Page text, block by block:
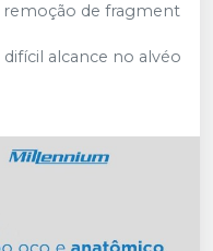
remoção de fragment
difícil alcance no alvéo